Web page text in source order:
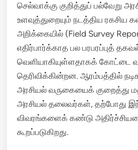
செல்வாக்கு குறித்துப் பல்வேறு
உளவுத்துறையும் நடத்திய ரகசிய
அறிக்கையில் (Field Survey
எதிர்பார்க்காத பல பரபரப்புத்
வெளியாகியுள்ளதாகக் கோட்டை
தெரிவிக்கின்றன. ஆரம்பத்தில்
அரசியல் வருகையைக் குறைத்து
அரசியல் தலைவர்கள், தற்போது
விவரங்களைக் கண்டு
கூறப்படுகிறது.